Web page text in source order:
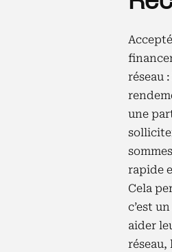
réseau
une
rapide
Cela
c’est
aider
réseau,